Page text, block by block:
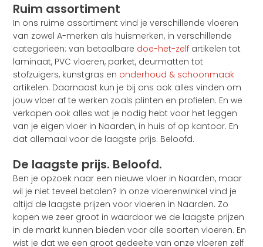
Ruim assortiment
In ons ruime assortiment vind je verschillende vloeren
van zowel A-merken als huismerken, in verschillende
categorieën: van betaalbare doe-het-zelf artikelen tot
laminaat, PVC vloeren, parket, deurmatten tot
stofzuigers, kunstgras en onderhoud & schoonmaak
artikelen. Daarnaast kun je bij ons ook alles vinden om
jouw vloer af te werken zoals plinten en profielen. En we
verkopen ook alles wat je nodig hebt voor het leggen
van je eigen vloer in Naarden, in huis of op kantoor. En
dat allemaal voor de laagste prijs. Beloofd.
De laagste prijs. Beloofd.
Ben je opzoek naar een nieuwe vloer in Naarden, maar
wil je niet teveel betalen? In onze vloerenwinkel vind je
altijd de laagste prijzen voor vloeren in Naarden. Zo
kopen we zeer groot in waardoor we de laagste prijzen
in de markt kunnen bieden voor alle soorten vloeren. En
wist je dat we een groot gedeelte van onze vloeren zelf